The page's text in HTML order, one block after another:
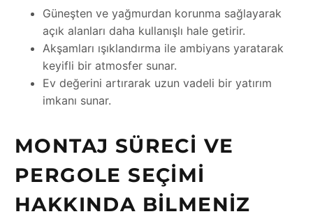
Güneşten ve yağmurdan korunma sağlayarak
açık alanları daha kullanışlı hale getirir.
Akşamları ışıklandırma ile ambiyans yaratarak
keyifli bir atmosfer sunar.
Ev değerini artırarak uzun vadeli bir yatırım
imkanı sunar.
MONTAJ SÜRECI VE
PERGOLE SEÇIMI
HAKKINDA BILMENIZ